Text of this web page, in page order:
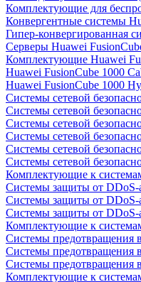
Комплектующие для
Конвергентные системы
Гипер-конвергированная
Серверы Huawei
Комплектующие Huawei
Huawei FusionCube 1000
Huawei FusionCube 1000
Системы сетевой
Системы сетевой
Системы сетевой
Системы сетевой
Системы сетевой
Системы сетевой
Комплектующие к
Системы защиты от DDoS-
Системы защиты от DDoS-
Системы защиты от DDoS-
Комплектующие к
Системы предотвращения
Системы предотвращения
Системы предотвращения
Комплектующие к